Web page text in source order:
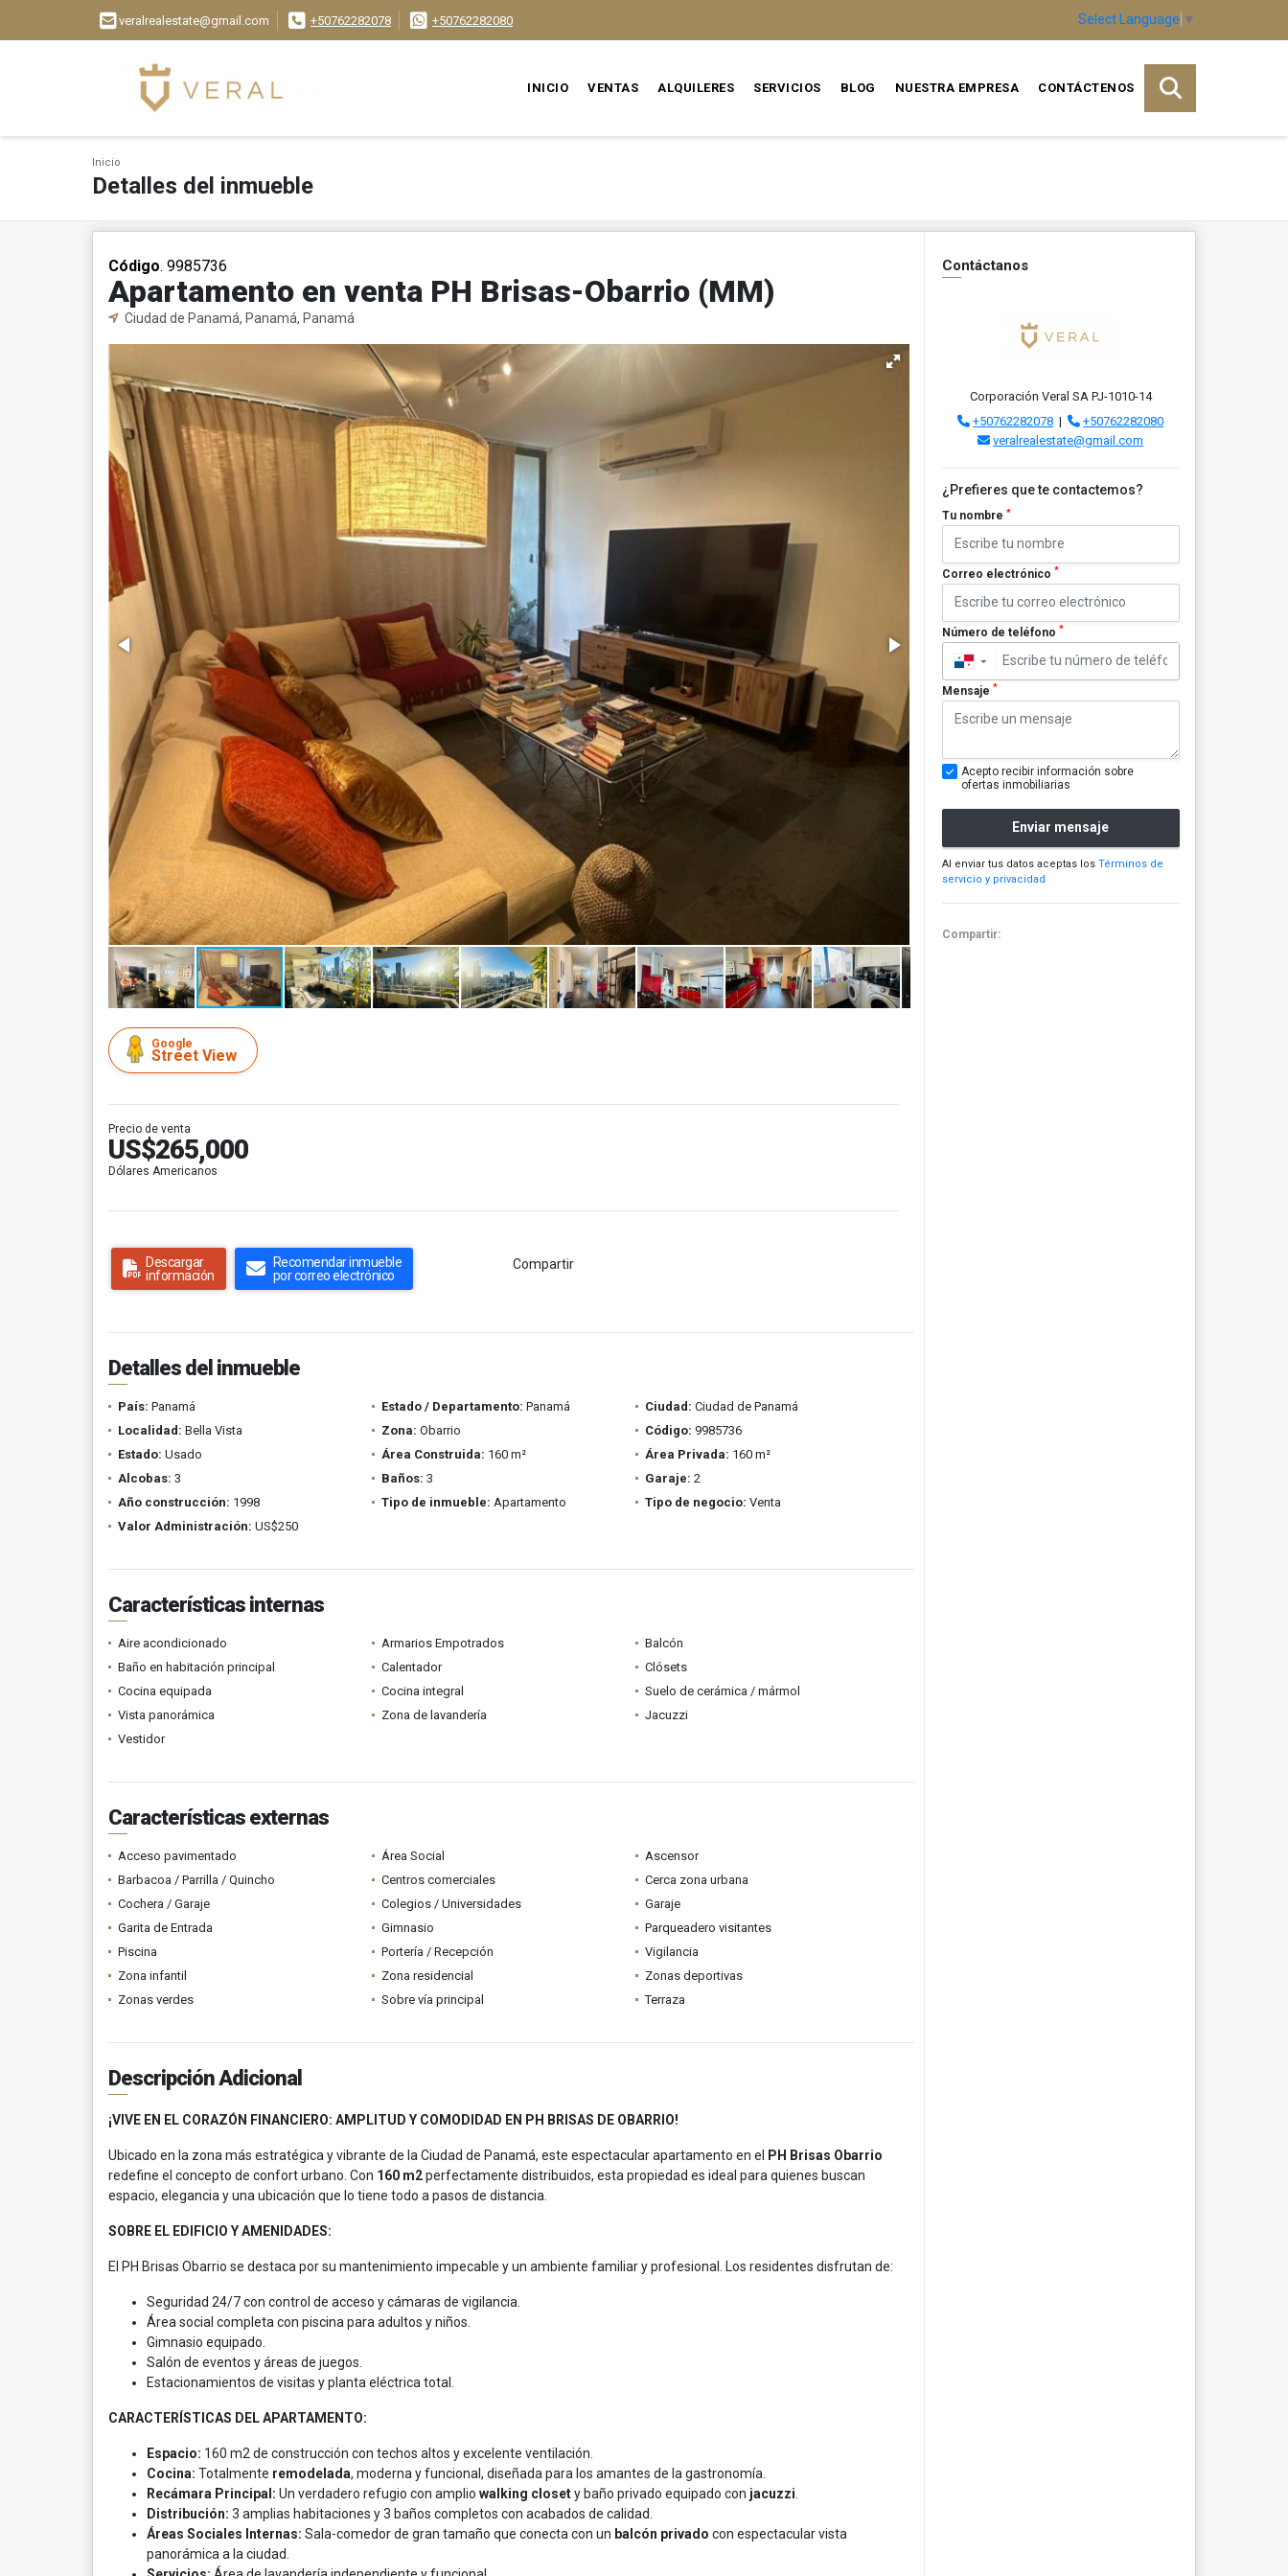
veralrealestate@gmail.com +50762282078 +50762282080 Select Language ▼
INICIO VENTAS ALQUILERES SERVICIOS BLOG NUESTRA EMPRESA CONTÁCTENOS
Inicio
Detalles del inmueble
Código. 9985736
Apartamento en venta PH Brisas-Obarrio (MM)
Ciudad de Panamá, Panamá, Panamá
Google
Street View
Precio de venta
US$265,000
Dólares Americanos
Descargar
información
Recomendar inmueble
por correo electrónico
Compartir
Detalles del inmueble
País: Panamá Estado / Departamento: Panamá Ciudad: Ciudad de Panamá
Localidad: Bella Vista Zona: Obarrio Código: 9985736
Estado: Usado Área Construida: 160 m² Área Privada: 160 m²
Alcobas: 3 Baños: 3 Garaje: 2
Año construcción: 1998 Tipo de inmueble: Apartamento Tipo de negocio: Venta
Valor Administración: US$250
Características internas
Aire acondicionado Armarios Empotrados
Balcón
Baño en habitación principal
Calentador
Clósets
Cocina equipada
Cocina integral
Suelo de cerámica / mármol
Vista panorámica
Zona de lavandería
Jacuzzi
Vestidor
Características externas
Acceso pavimentado Área Social
Ascensor
Barbacoa / Parrilla / Quincho
Centros comerciales
Cerca zona urbana
Cochera / Garaje
Colegios / Universidades
Garaje
Garita de Entrada
Gimnasio
Parqueadero visitantes
Piscina
Portería / Recepción
Vigilancia
Zona infantil
Zona residencial
Zonas deportivas
Zonas verdes
Sobre vía principal Terraza
Descripción Adicional
¡VIVE EN EL CORAZÓN FINANCIERO: AMPLITUD Y COMODIDAD EN PH BRISAS DE OBARRIO!
Ubicado en la zona más estratégica y vibrante de la Ciudad de Panamá, este espectacular apartamento en el
PH Brisas Obarrio
redefine el concepto de confort urbano. Con 160 m2perfectamente distribuidos, esta propiedad es ideal para quienes buscan
espacio, elegancia y una ubicación que lo tiene todo a pasos de distancia.
SOBRE EL EDIFICIO Y AMENIDADES:
El PH Brisas Obarrio se destaca por su mantenimiento impecable y un ambiente familiar y profesional. Los residentes disfrutan de:
Seguridad 24/7 con control de acceso y cámaras de vigilancia.
Área social completa con piscina para adultos y niños.
Gimnasio equipado.
Salón de eventos y áreas de juegos.
Estacionamientos de visitas y planta eléctrica total.
CARACTERÍSTICAS DEL APARTAMENTO:
Espacio: 160 m2 de construcción con techos altos y excelente ventilación.
Cocina: Totalmente remodelada, moderna y funcional, diseñada para los amantes de la gastronomía.
Recámara Principal: Un verdadero refugio con amplio walking closety baño privado equipado con jacuzzi
Distribución: 3 amplias habitaciones y 3 baños completos con acabados de calidad.
Áreas Sociales Internas: Sala-comedor de gran tamaño que conecta con un balcón privado con espectacular vista
panorámica a la ciudad.
Contáctanos
Corporación Veral SA PJ-1010-14
+50762282078 |
+50762282080
veralrealestate@gmail.com
¿Prefieres que te contactemos?
Tu nombre *
Correo electrónico *
Número de teléfono *
▼
Mensaje *
Acepto recibir información sobre
ofertas inmobiliarias
Enviar mensaje
Al enviar tus datos aceptas los Términos de
servicio y privacidad
Compartir: